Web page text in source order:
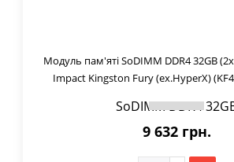
Модуль пам'яті SoDIMM DDR4 32GB
Impact Kingston Fury (ex.HyperX)
9 632 грн.